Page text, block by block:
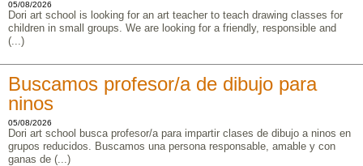
05/08/2026
Dori art school is looking for an art teacher to teach drawing classes for
children in small groups. We are looking for a friendly, responsible and
(...)
Buscamos profesor/a de dibujo para
ninos
05/08/2026
Dori art school busca profesor/a para impartir clases de dibujo a ninos en
grupos reducidos. Buscamos una persona responsable, amable y con
ganas de (...)